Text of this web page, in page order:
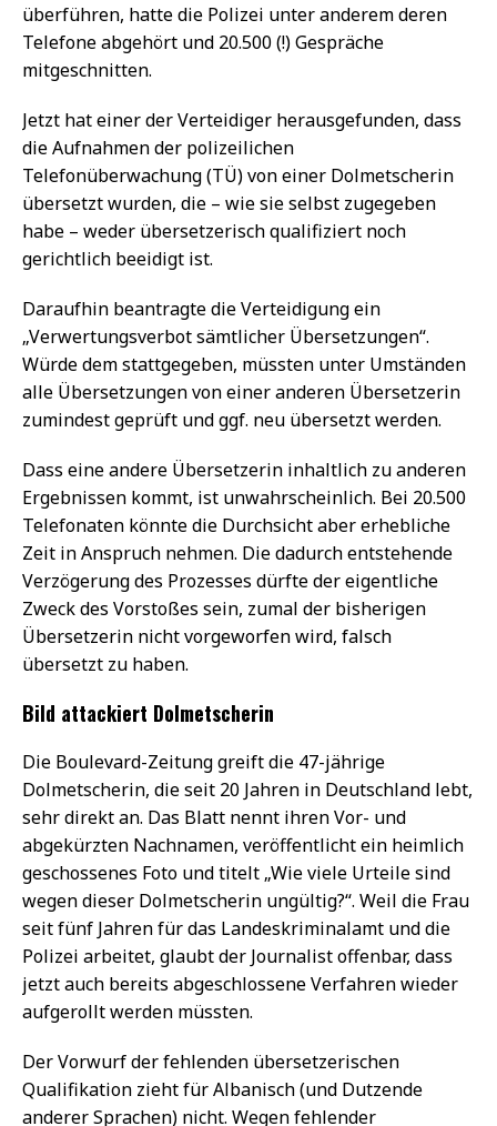
überführen, hatte die Polizei unter anderem deren
Telefone abgehört und 20.500 (!) Gespräche
mitgeschnitten.
Jetzt hat einer der Verteidiger herausgefunden, dass
die Aufnahmen der polizeilichen
Telefonüberwachung (TÜ) von einer Dolmetscherin
übersetzt wurden, die – wie sie selbst zugegeben
habe – weder übersetzerisch qualifiziert noch
gerichtlich beeidigt ist.
Daraufhin beantragte die Verteidigung ein
„Verwertungsverbot sämtlicher Übersetzungen“.
Würde dem stattgegeben, müssten unter Umständen
alle Übersetzungen von einer anderen Übersetzerin
zumindest geprüft und ggf. neu übersetzt werden.
Dass eine andere Übersetzerin inhaltlich zu anderen
Ergebnissen kommt, ist unwahrscheinlich. Bei 20.500
Telefonaten könnte die Durchsicht aber erhebliche
Zeit in Anspruch nehmen. Die dadurch entstehende
Verzögerung des Prozesses dürfte der eigentliche
Zweck des Vorstoßes sein, zumal der bisherigen
Übersetzerin nicht vorgeworfen wird, falsch
übersetzt zu haben.
Bild attackiert Dolmetscherin
Die Boulevard-Zeitung greift die 47-jährige
Dolmetscherin, die seit 20 Jahren in Deutschland lebt,
sehr direkt an. Das Blatt nennt ihren Vor- und
abgekürzten Nachnamen, veröffentlicht ein heimlich
geschossenes Foto und titelt „Wie viele Urteile sind
wegen dieser Dolmetscherin ungültig?“. Weil die Frau
seit fünf Jahren für das Landeskriminalamt und die
Polizei arbeitet, glaubt der Journalist offenbar, dass
jetzt auch bereits abgeschlossene Verfahren wieder
aufgerollt werden müssten.
Der Vorwurf der fehlenden übersetzerischen
Qualifikation zieht für Albanisch (und Dutzende
anderer Sprachen) nicht. Wegen fehlender